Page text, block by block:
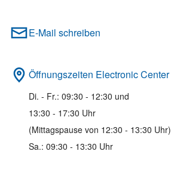
E-Mail schreiben
Öffnungszeiten Electronic Center
Di. - Fr.: 09:30 - 12:30 und
13:30 - 17:30 Uhr
(Mittagspause von 12:30 - 13:30 Uhr)
Sa.: 09:30 - 13:30 Uhr